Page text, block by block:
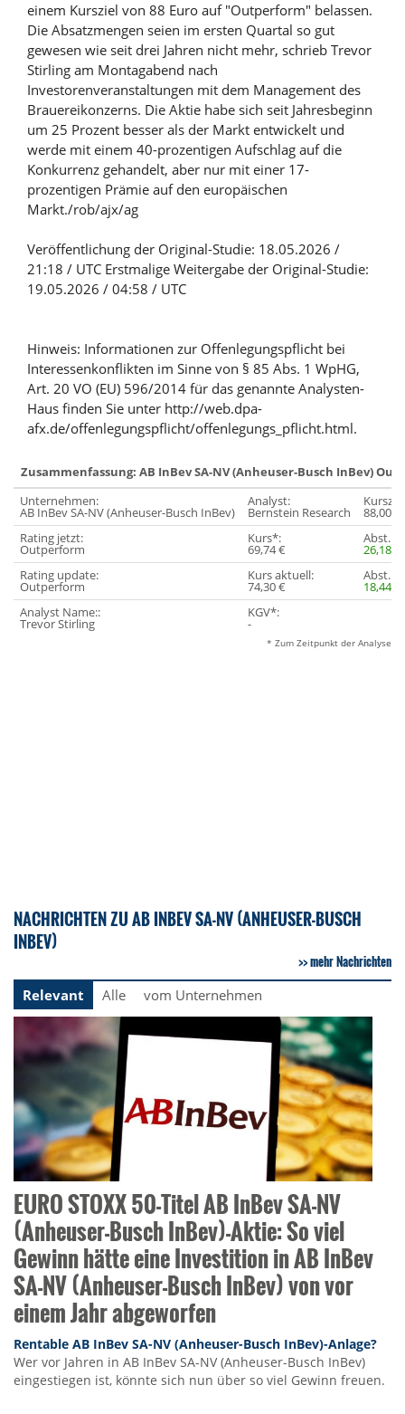
einem Kursziel von 88 Euro auf "Outperform" belassen.
Die Absatzmengen seien im ersten Quartal so gut
gewesen wie seit drei Jahren nicht mehr, schrieb Trevor
Stirling am Montagabend nach
Investorenveranstaltungen mit dem Management des
Brauereikonzerns. Die Aktie habe sich seit Jahresbeginn
um 25 Prozent besser als der Markt entwickelt und
werde mit einem 40-prozentigen Aufschlag auf die
Konkurrenz gehandelt, aber nur mit einer 17-
prozentigen Prämie auf den europäischen
Markt./rob/ajx/ag
Veröffentlichung der Original-Studie: 18.05.2026 /
21:18 / UTC Erstmalige Weitergabe der Original-Studie:
19.05.2026 / 04:58 / UTC
Hinweis: Informationen zur Offenlegungspflicht bei
Interessenkonflikten im Sinne von § 85 Abs. 1 WpHG,
Art. 20 VO (EU) 596/2014 für das genannte Analysten-
Haus finden Sie unter http://web.dpa-
afx.de/offenlegungspflicht/offenlegungs_pflicht.html.
Zusammenfassung: AB InBev SA-NV (Anheuser-Busch InBev)
Unternehmen:
AB InBev SA-NV (Anheuser-Busch InBev)
Analyst:
Bernstein Research
88,00 €
Rating jetzt:
Outperform
Kurs*:
69,74 €
Abst.
26,18%
Rating update:
Outperform
Kurs aktuell:
74,30 €
Abst.
18,44%
Analyst Name::
Trevor Stirling
KGV*:
-
* Zum Zeitpunkt der Analyse
NACHRICHTEN ZU AB INBEV SA-NV (ANHEUSER-BUSCH
INBEV)
mehr Nachrichten
Relevant
Alle vom Unternehmen
EURO STOXX 50-Titel AB InBev SA-NV
(Anheuser-Busch InBev)-Aktie: So viel
Gewinn hätte eine Investition in AB InBev
SA-NV (Anheuser-Busch InBev) von vor
einem Jahr abgeworfen
Rentable AB InBev SA-NV (Anheuser-Busch InBev)-Anlage?
Wer vor Jahren in AB InBev SA-NV (Anheuser-Busch InBev)
eingestiegen ist, könnte sich nun über so viel Gewinn freuen.